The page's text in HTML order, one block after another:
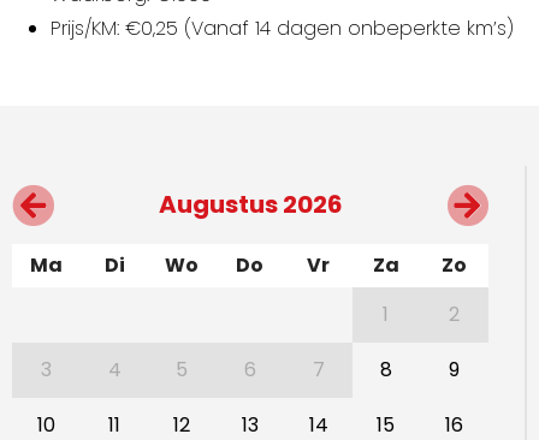
Prijs/KM: €0,25 (Vanaf 14 dagen onbeperkte km’s)
Augustus 2026
Ma Di Wo Do Vr Za
Zo
1
2
3
4 5 6 7 8
9
10
11 12 13 14 15
16